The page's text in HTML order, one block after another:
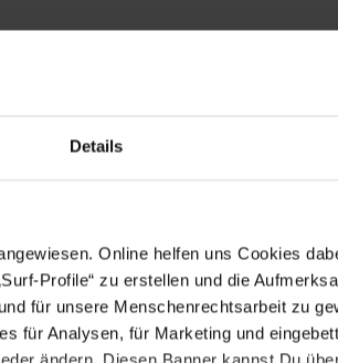
Details
Online helfen uns Cookies
Profile“ zu erstellen und die
für unsere Menschenrechtsarbeit zu
für Analysen, für Marketing und
können, bitten wir Sie, nach